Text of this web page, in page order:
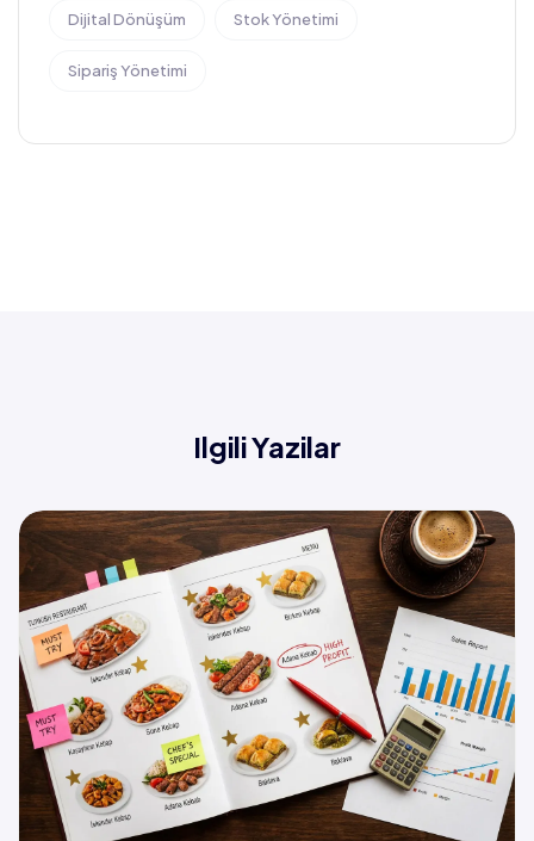
Dijital Dönüşüm Stok Yönetimi
Sipariş Yönetimi
Ilgili Yazilar